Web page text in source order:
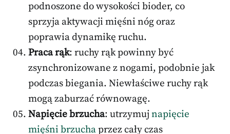
podnoszone do wysokości bioder, co
sprzyja aktywacji mięśni nóg oraz
poprawia dynamikę ruchu.
Praca rąk: ruchy rąk powinny być
zsynchronizowane z nogami, podobnie jak
podczas biegania. Niewłaściwe ruchy rąk
mogą zaburzać równowagę.
Napięcie brzucha: utrzymujnapięcie
mięśni brzuchaprzez cały czas